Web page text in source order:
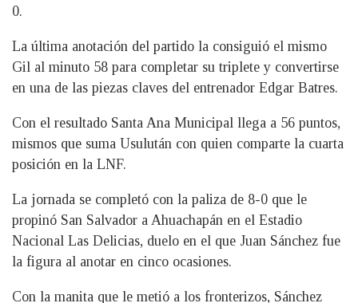
0.
La última anotación del partido la consiguió el mismo
Gil al minuto 58 para completar su triplete y convertirse
en una de las piezas claves del entrenador Edgar Batres.
Con el resultado Santa Ana Municipal llega a 56 puntos,
mismos que suma Usulután con quien comparte la cuarta
posición en la LNF.
La jornada se completó con la paliza de 8-0 que le
propinó San Salvador a Ahuachapán en el Estadio
Nacional Las Delicias, duelo en el que Juan Sánchez fue
la figura al anotar en cinco ocasiones.
Con la manita que le metió a los fronterizos, Sánchez